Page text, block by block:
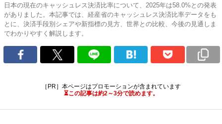
日本の現在のキャッシュレス決済比率について、2025年は58.0%との発表
がありました。本記事では、経産省のキャッシュレス決済比率データをも
とに、決済手段別シェアや新指標の見方、世界との比較、今後の見通しま
でわかりやすく解説します。
［PR］本ページはプロモーションが含まれています
⏳この記事は約2～3分で読めます。